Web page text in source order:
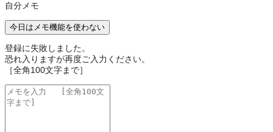
自分メモ
今日はメモ機能を使わない
登録に失敗しました。
恐れ入りますが再度ご入力ください。
［全角100文字まで］